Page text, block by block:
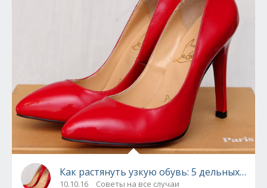
Как растянуть узкую обувь: 5 дельных
10.10.16 Советы на все случаи